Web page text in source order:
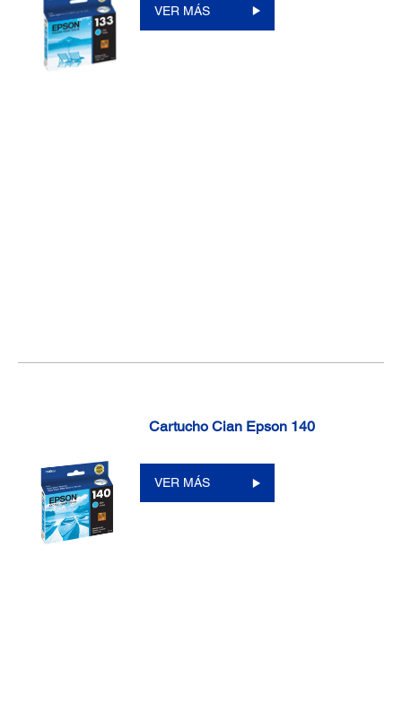
VER MÁS
Cartucho Cian Epson 140
VER MÁS